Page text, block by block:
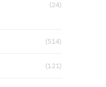
(24)
(514)
(121)